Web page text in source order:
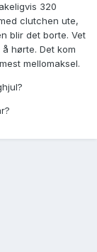
320
clutchen ute,
blir det borte. Vet
hørte. Det kom
mellomaksel.